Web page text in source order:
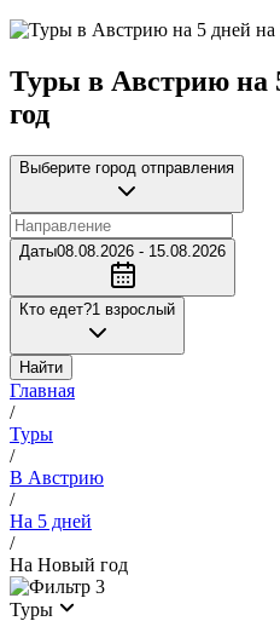
Туры в Австрию на
год
Выберите город отправления
Даты08.08.2026 - 15.08.2026
Кто едет?1 взрослый
Найти
Главная
/
Туры
/
В Австрию
/
На 5 дней
/
На Новый год
3
Туры